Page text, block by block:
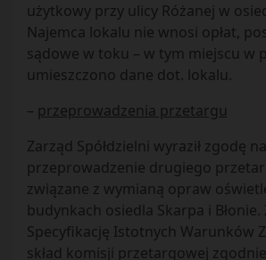
użytkowy przy ulicy Różanej w
Najemca lokalu nie wnosi opłat,
sądowe w toku – w tym miejscu w
umieszczono dane dot. lokalu.
– przeprowadzenia przetargu
Zarząd Spółdzielni wyraził zgodę na
przeprowadzenie drugiego
związane z wymianą opraw
budynkach osiedla Skarpa i Błonie.
Specyfikację Istotnych Warunków
skład komisji przetargowej